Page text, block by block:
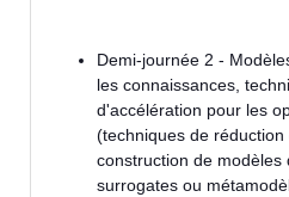
Demi-journée 2 -
les connaissances,
d'accélération pour les
(techniques de
construction de modèles
surrogates ou